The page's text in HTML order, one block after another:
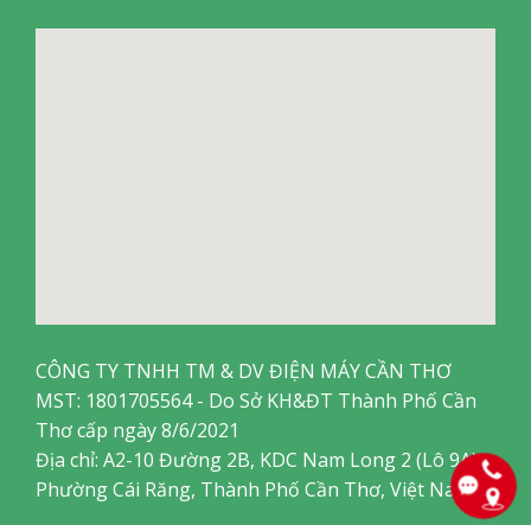
CÔNG TY TNHH TM & DV ĐIỆN MÁY CẦN THƠ
MST: 1801705564 - Do Sở KH&ĐT Thành Phố Cần
Thơ cấp ngày 8/6/2021
Địa chỉ: A2-10 Đường 2B, KDC Nam Long 2 (Lô 9A),
Phường Cái Răng, Thành Phố Cần Thơ, Việt Nam